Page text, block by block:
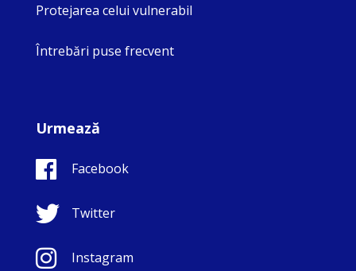
Protejarea celui vulnerabil
Întrebări puse frecvent
Urmează
Facebook
Twitter
Instagram